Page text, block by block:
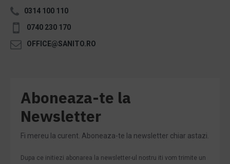
0314 100 110
0740 230 170
OFFICE@SANITO.RO
Aboneaza-te la
Newsletter
Fi mereu la curent. Aboneaza-te la newsletter chiar astazi.
Dupa ce initiezi abonarea la newsletter-ul nostru iti vom trimite un